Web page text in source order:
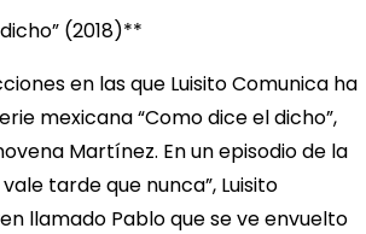
(2018)**
en las que Luisito Comunica ha
mexicana “Como dice el dicho”,
Martínez. En un episodio de la
tarde que nunca”, Luisito
llamado Pablo que se ve envuelto